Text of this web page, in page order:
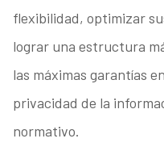
flexibilidad, optimizar
lograr una estructura
las máximas garantías
privacidad de la
normativo.